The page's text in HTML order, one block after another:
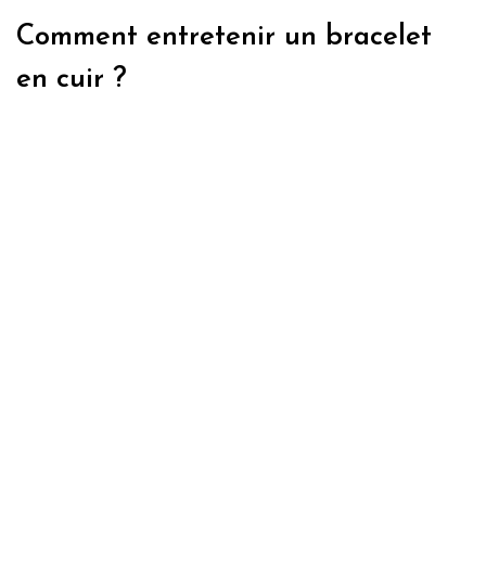
Comment entretenir un bracelet
en cuir ?